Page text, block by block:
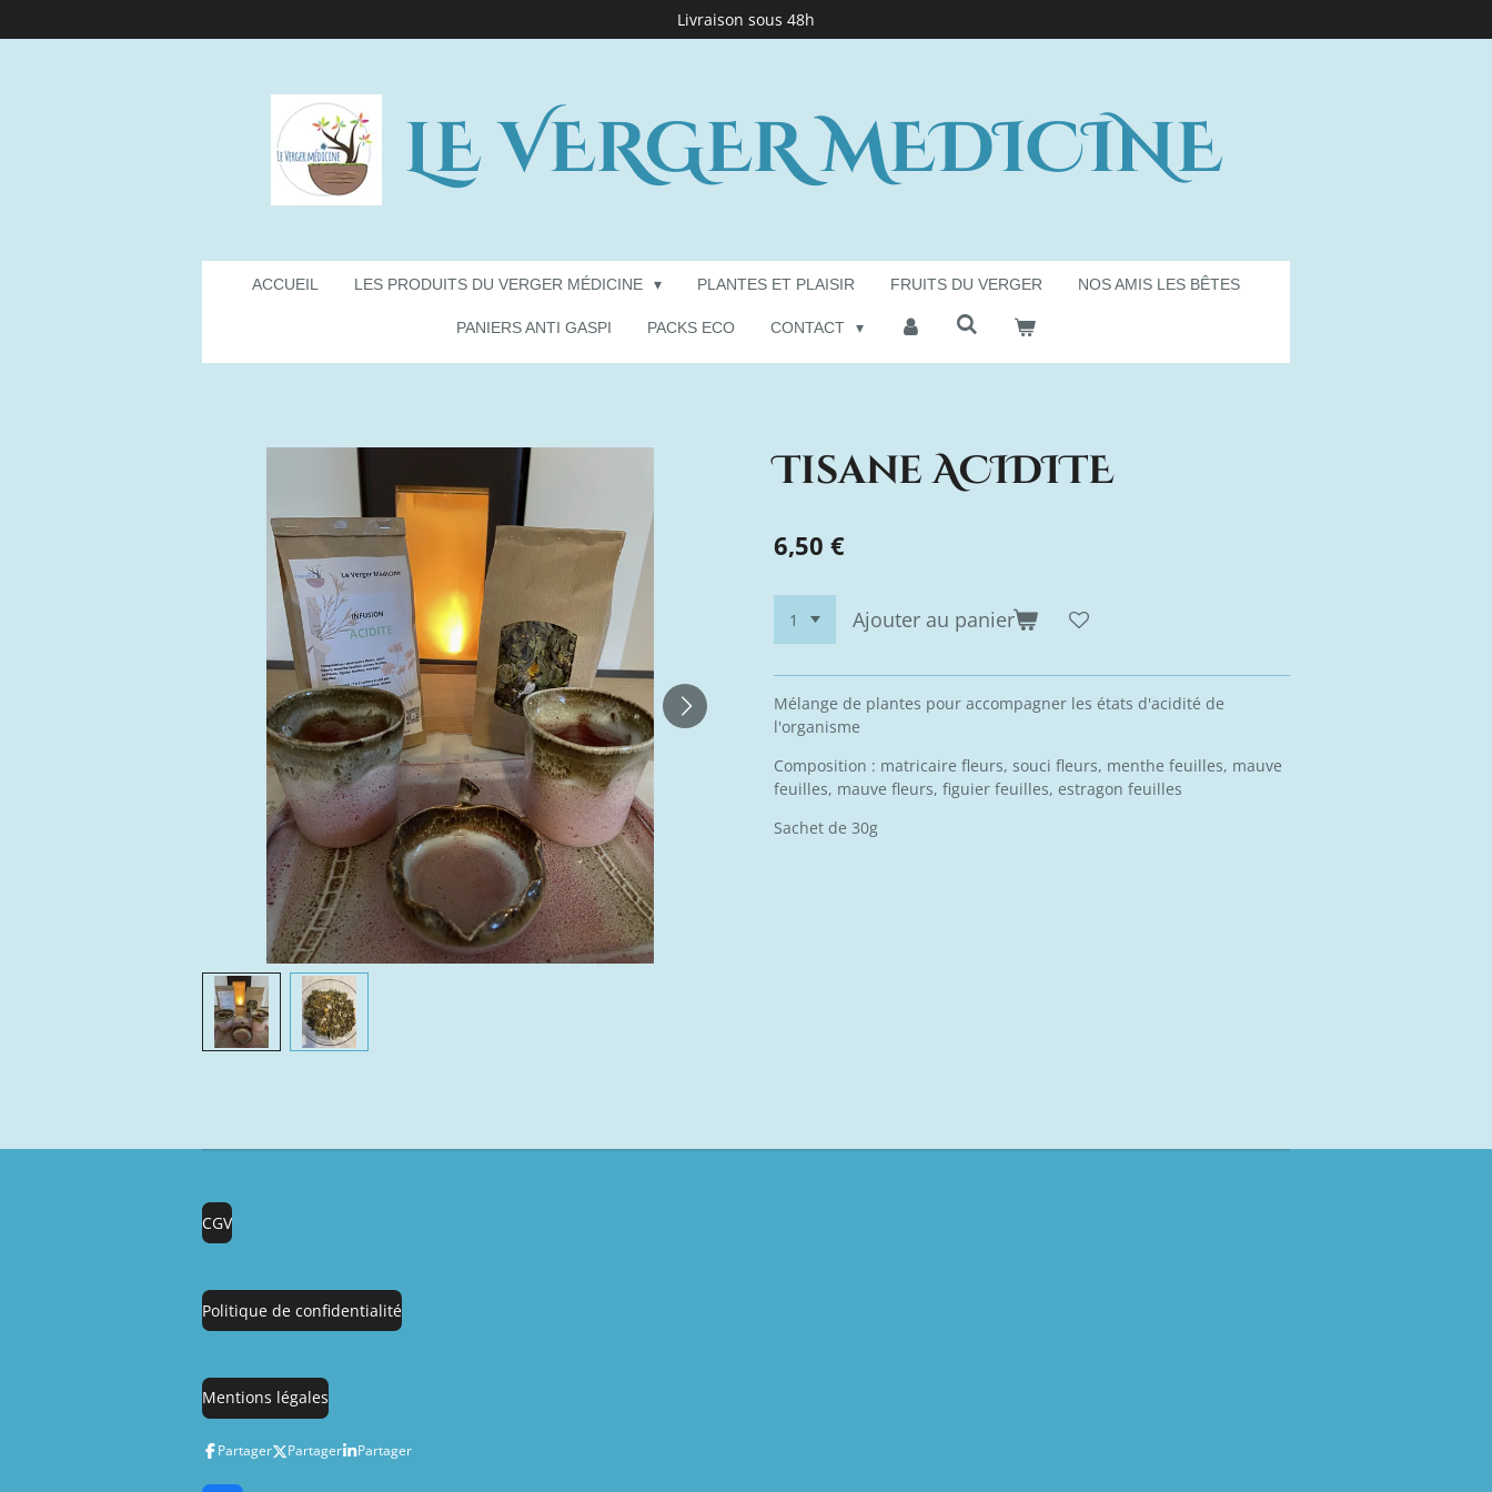
au
Livraison sous 48h
LE VERGER MEDICINE
ACCUEIL LES PRODUITS DU VERGER MÉDICINE PLANTES ET PLAISIR FRUITS DU VERGER NOS AMIS LES BÊTES
PANIERS ANTI GASPI PACKS ECO CONTACT
Tisane ACIDITE
6,50 €
Ajouter au panier
Mélange de plantes pour accompagner les états d'acidité de
l'organisme
Composition : matricaire fleurs, souci fleurs, menthe feuilles, mauve
feuilles, mauve fleurs, figuier feuilles, estragon feuilles
Sachet de 30g
CGV
Politique de confidentialité
Mentions légales
Partager Partager Partager